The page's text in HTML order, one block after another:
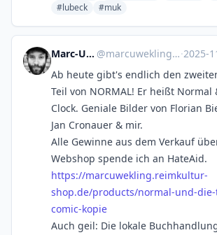
#lubeck
#muk
Marc-Uwe Kling @marcuwekling@cultur.social ·2025-
Ab heute gibt's endlich den
Teil von NORMAL! Er heißt Normal
Clock. Geniale Bilder von Florian
Jan Cronauer & mir.
Alle Gewinne aus dem Verkauf
Webshop spende ich an HateAid.
https://marcuwekling.reimkultur-
shop.de/products/normal-und-
comic-kopie
Auch geil: Die lokale